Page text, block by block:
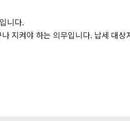
니다.
지켜야 하는 의무입니다. 납세 대상